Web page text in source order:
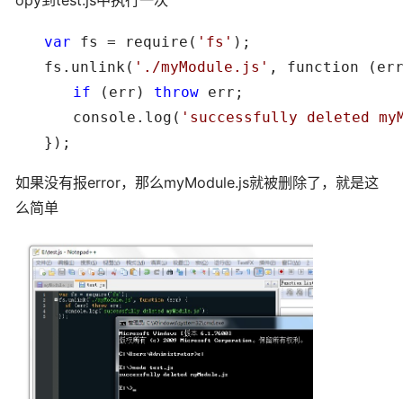
var fs = require( ' fs ' );
fs.unlink( '. /myModule.js '
if (err) throw err;
console.log( ' successfully deleted
});
如果没有报error，那么myModule.js就被删除了，就是这
么简单